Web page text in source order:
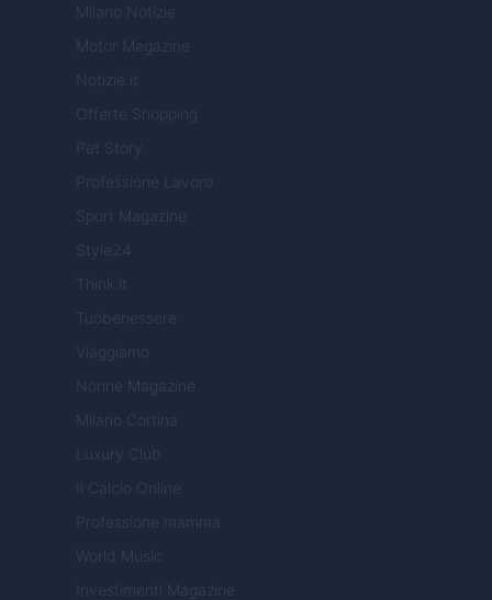
Milano Notizie
Motor Magazine
Notizie.it
Offerte Shopping
Pet Story
Professione Lavoro
Sport Magazine
Style24
Think.it
Tuobenessere
Viaggiamo
Nonne Magazine
Milano Cortina
Luxury Club
Il Calcio Online
Professione mamma
World Music
Investimenti Magazine